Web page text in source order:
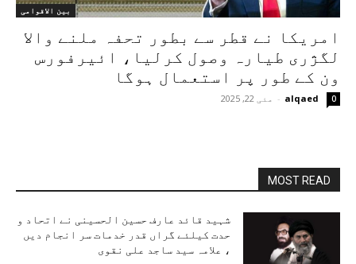
بین الاقوامی
امریکا نے قطر سے بطور تحفہ ملنے والا
لگژری طیارہ وصول کرلیا، ائیرفورس
ون کے طور پر استعمال ہوگا
alqaed
- مئی 22, 2025 0
MOST READ
شہید قائد عارف حسین الحسینی نے اتحاد و
حدت کیلئے گراں قدر خدمات سر انجام دیں
، علامہ سید ساجد علی نقوی